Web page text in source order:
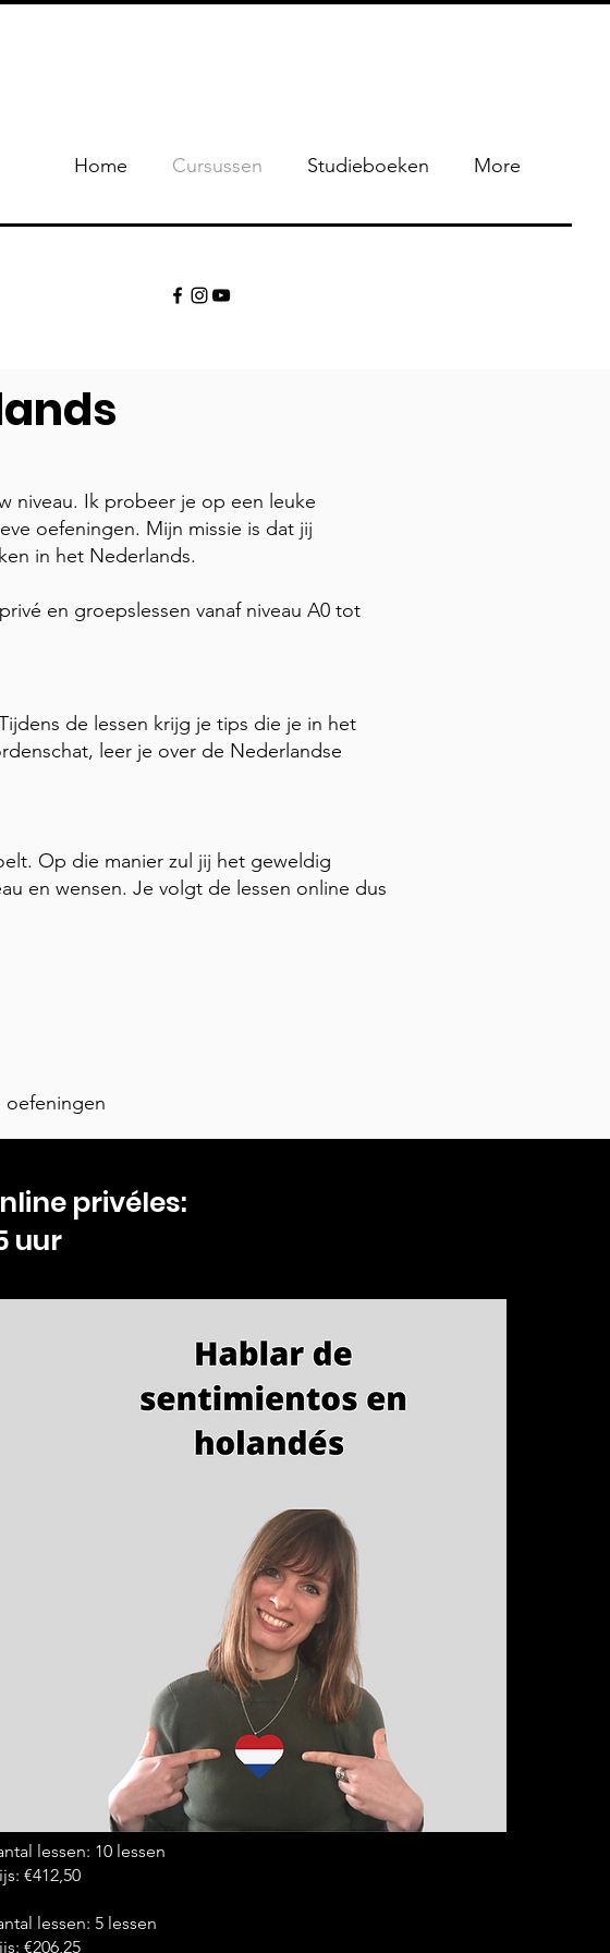
Home Cursussen Studieboeken More
niveau. Ik probeer je op een leuke
oefeningen. Mijn missie is dat jij
in het Nederlands.
en groepslessen vanaf niveau A0 tot
de lessen krijg je tips die je in het
leer je over de Nederlandse
Op die manier zul jij het geweldig
en wensen. Je volgt de lessen online dus
privéles:
uur
lessen: 10 lessen
€412,50
lessen: 5 lessen
€206,25